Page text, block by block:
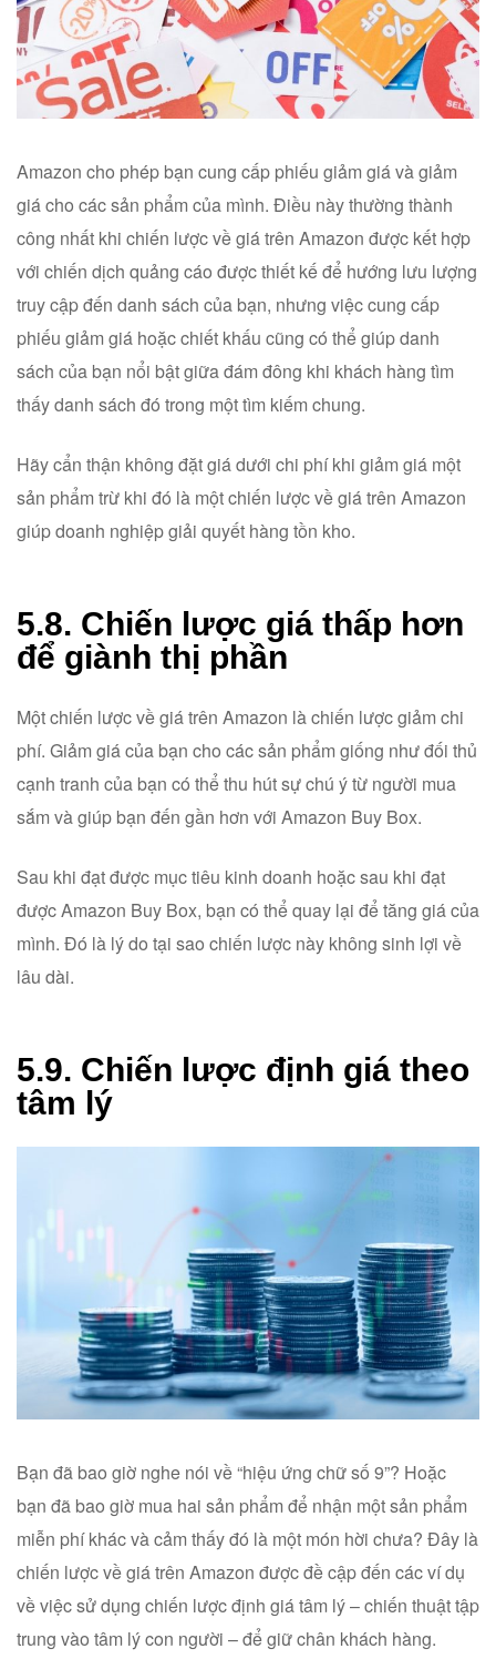
Amazon cho phép bạn cung cấp phiếu giảm giá và giảm
giá cho các sản phẩm của mình. Điều này thường thành
công nhất khi chiến lược về giá trên Amazon được kết hợp
với chiến dịch quảng cáo được thiết kế để hướng lưu lượng
truy cập đến danh sách của bạn, nhưng việc cung cấp
phiếu giảm giá hoặc chiết khấu cũng có thể giúp danh
sách của bạn nổi bật giữa đám đông khi khách hàng tìm
thấy danh sách đó trong một tìm kiếm chung.
Hãy cẩn thận không đặt giá dưới chi phí khi giảm giá một
sản phẩm trừ khi đó là một chiến lược về giá trên Amazon
giúp doanh nghiệp giải quyết hàng tồn kho.
5.8. Chiến lược giá thấp hơn
để giành thị phần
Một chiến lược về giá trên Amazon là chiến lược giảm chi
phí. Giảm giá của bạn cho các sản phẩm giống như đối thủ
cạnh tranh của bạn có thể thu hút sự chú ý từ người mua
sắm và giúp bạn đến gần hơn với Amazon Buy Box.
Sau khi đạt được mục tiêu kinh doanh hoặc sau khi đạt
được Amazon Buy Box, bạn có thể quay lại để tăng giá của
mình. Đó là lý do tại sao chiến lược này không sinh lợi về
lâu dài.
5.9. Chiến lược định giá theo
tâm lý
Bạn đã bao giờ nghe nói về “hiệu ứng chữ số 9”? Hoặc
bạn đã bao giờ mua hai sản phẩm để nhận một sản phẩm
miễn phí khác và cảm thấy đó là một món hời chưa? Đây là
chiến lược về giá trên Amazon được đề cập đến các ví dụ
về việc sử dụng chiến lược định giá tâm lý – chiến thuật tập
trung vào tâm lý con người – để giữ chân khách hàng.